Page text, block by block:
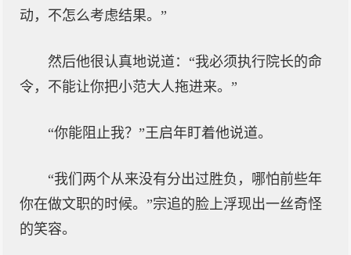
动，不怎么考虑结果。”
然后他很认真地说道：“我必须执行院长的命
令，不能让你把小范大人拖进来。”
“你能阻止我？”王启年盯着他说道。
“我们两个从来没有分出过胜负，哪怕前些年
你在做文职的时候。”宗追的脸上浮现出一丝奇怪
的笑容。